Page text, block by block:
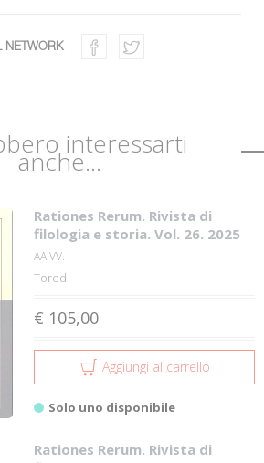
NETWORK
interessarti
anche...
Rationes Rerum. Rivista di
filologia e storia. Vol. 26. 2025
AA.VV.
Tored
€ 105,00
Aggiungi al carrello
Solo uno disponibile
Rationes Rerum. Rivista di